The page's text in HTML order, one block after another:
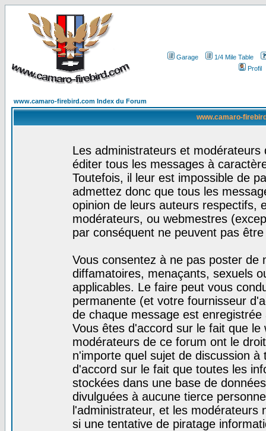
Garage
1/4 Mile Table
Profil
www.camaro-firebird.com Index du Forum
www.camaro-
Les administrateurs et
éditer tous les messages à
Toutefois, il leur est impossible de
admettez donc que tous les
opinion de leurs auteurs respectifs,
modérateurs, ou webmestres
par conséquent ne peuvent pas
Vous consentez à ne pas poster de
diffamatoires, menaçants, sexuels
applicables. Le faire peut vous
permanente (et votre fournisseur
de chaque message est
Vous êtes d'accord sur le fait que
modérateurs de ce forum ont le
n'importe quel sujet de discussion
d'accord sur le fait que toutes les
stockées dans une base de
divulguées à aucune tierce
l'administrateur, et les
si une tentative de piratage